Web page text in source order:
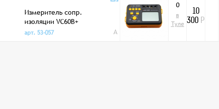
Измеритель сопр.
изоляции VC60B+
арт. 53-057
A
0
в
Туле
10
300 Р